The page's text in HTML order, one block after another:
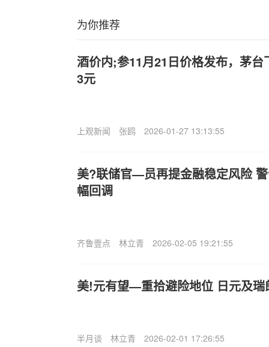
为你推荐
酒价内;参11月21日价格发布，茅
3元
上观新闻 张鸥 2026-01-27 13:13:55
美?联储官—员再提金融稳定风险
幅回调
齐鲁壹点 林立青 2026-02-05 19:21:55
美!元有望—重拾避险地位 日元及瑞
半月谈 林立青 2026-02-01 17:26:55